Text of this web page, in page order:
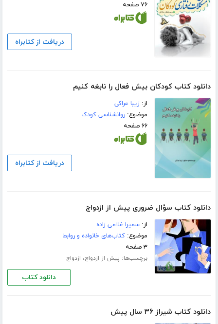
۷۶ صفحه
دریافت از کتابراه
دانلود کتاب کودکان بیش فعال را نابغه کنیم
از:زیبا عراکی
موضوع:روانشناسی کودک
۶۶ صفحه
دریافت از کتابراه
دانلود کتاب سؤال ضروری پیش از ازدواج
از:سمیرا غلامی زاده
موضوع:کتاب‌های خانواده و روابط
۳ صفحه
برچسب‌ها: پیش از ازدواج، ازدواج
دانلود کتاب
دانلود کتاب شیراز ۳۶ سال پیش